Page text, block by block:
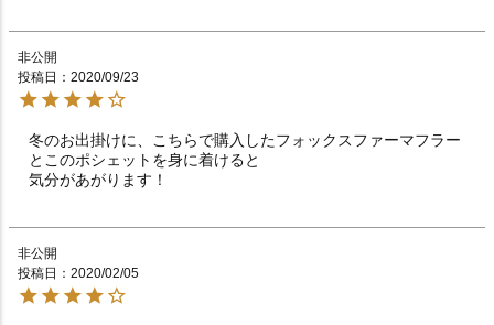
非公開
投稿日
2020/09/23
冬のお出掛けに、こちらで購入したフォックスファーマフラー
とこのポシェットを身に着けると
非公開
投稿日
2020/02/05